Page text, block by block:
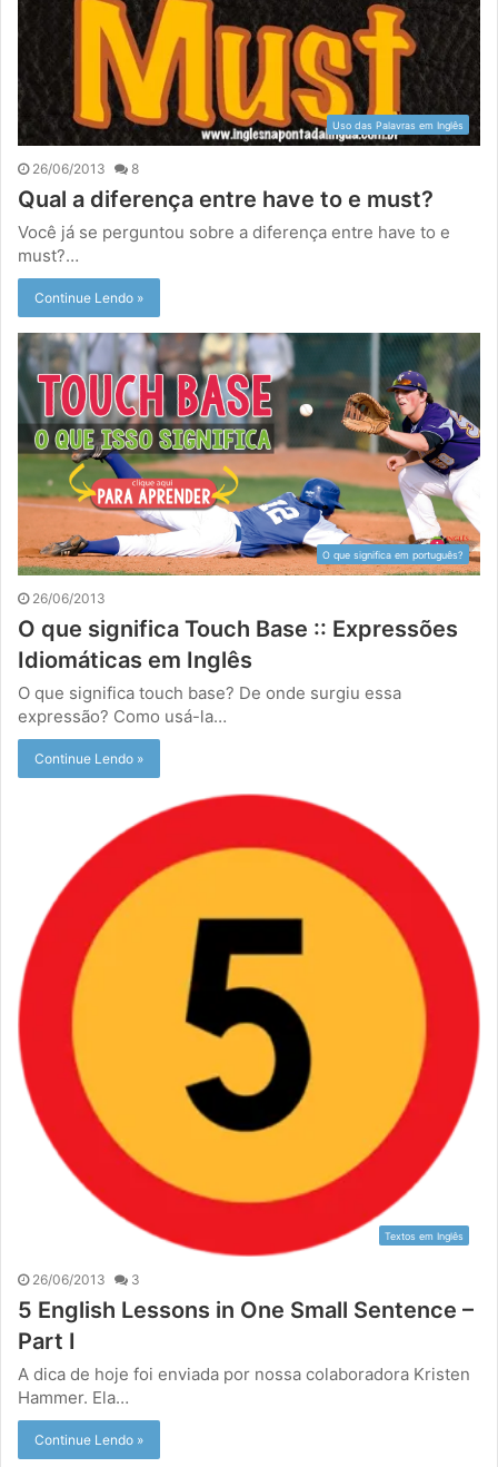
Uso das Palavras em Inglês
26/06/2013 8
Qual a diferença entre have to e must?
Você já se perguntou sobre a diferença entre have to e
must?…
Continue Lendo »
O que significa em português?
26/06/2013
O que significa Touch Base :: Expressões
Idiomáticas em Inglês
O que significa touch base? De onde surgiu essa
expressão? Como usá-la…
Continue Lendo »
Textos em Inglês
26/06/2013 3
5 English Lessons in One Small Sentence –
Part I
A dica de hoje foi enviada por nossa colaboradora Kristen
Hammer. Ela…
Continue Lendo »